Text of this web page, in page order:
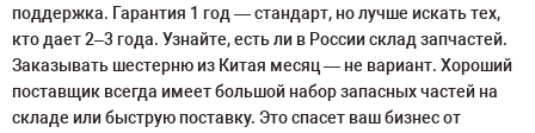
поддержка. Гарантия 1 год — стандарт, но лучше искать тех,
кто дает 2–3 года. Узнайте, есть ли в России склад запчастей.
Заказывать шестерню из Китая месяц — не вариант. Хороший
поставщик всегда имеет большой набор запасных частей на
складе или быструю поставку. Это спасет ваш бизнес от